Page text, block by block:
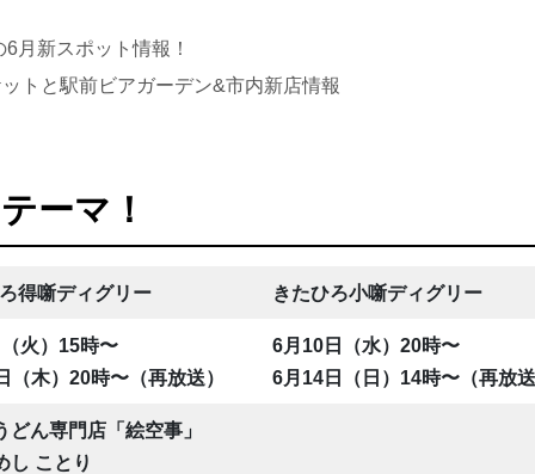
月新スポット情報！
トと駅前ビアガーデン&市内新店情報
ーマ！
得噺ディグリー きたひろ小噺ディグリー
火）15時〜
（木）20時〜（再放送）
6月10日（水）20時〜
6月14日（日）14時〜（再放送
どん専門店「絵空事」
し ことり